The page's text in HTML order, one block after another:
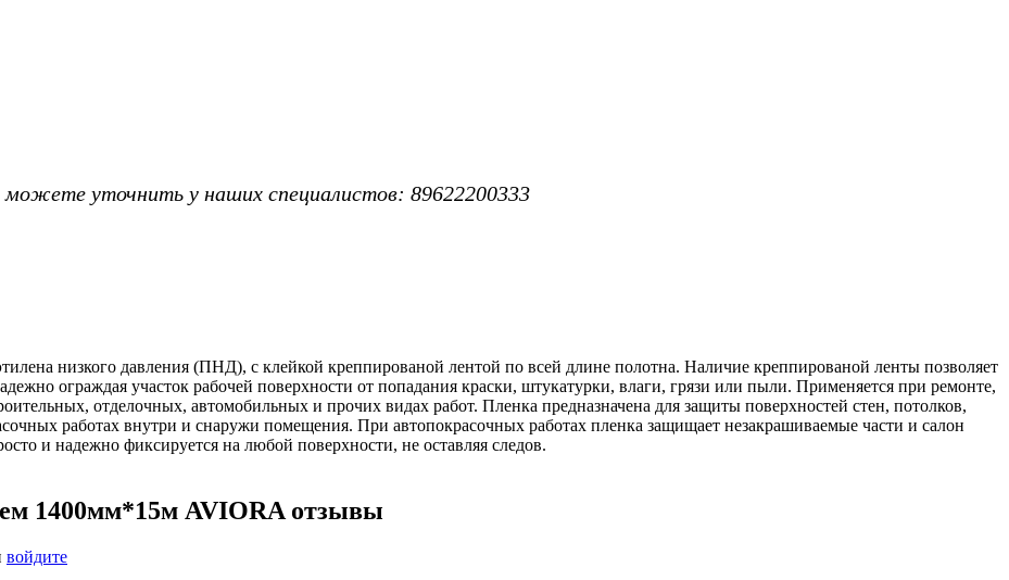
уточнить у наших специалистов: 89622200333
низкого давления (ПНД), с клейкой креппированой лентой по всей длине полотна. Наличие креппированой ленты позволяет
ограждая участок рабочей поверхности от попадания краски, штукатурки, влаги, грязи или пыли. Применяется при ремонте,
отделочных, автомобильных и прочих видах работ. Пленка предназначена для защиты поверхностей стен, потолков,
работах внутри и снаружи помещения. При автопокрасочных работах пленка защищает незакрашиваемые части и салон
и надежно фиксируется на любой поверхности, не оставляя следов.
1400мм*15м AVIORA отзывы
войдите